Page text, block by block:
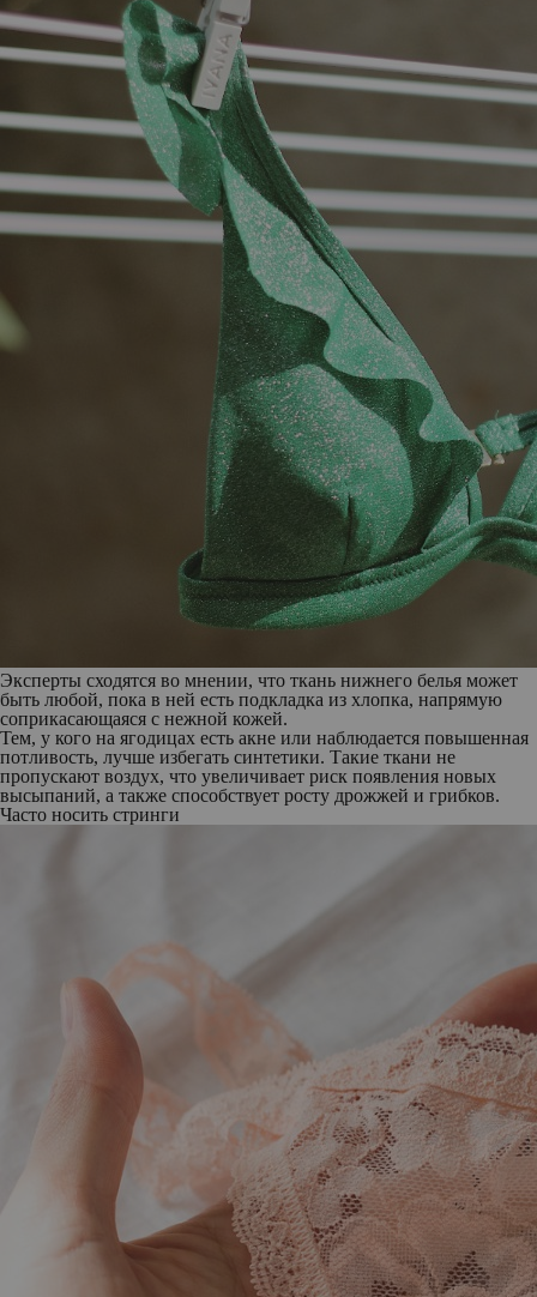
Эксперты сходятся во мнении, что ткань нижнего белья может
быть любой, пока в ней есть подкладка из хлопка, напрямую
соприкасающаяся с нежной кожей.
Тем, у кого на ягодицах есть акне или наблюдается повышенная
потливость, лучше избегать синтетики. Такие ткани не
пропускают воздух, что увеличивает риск появления новых
высыпаний, а также способствует росту дрожжей и грибков.
Часто носить стринги